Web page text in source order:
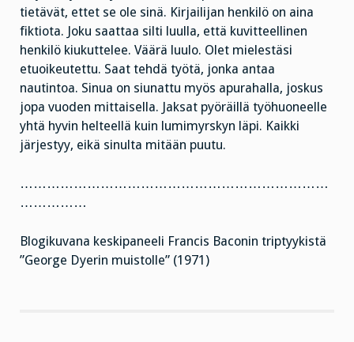
tietävät, ettet se ole sinä. Kirjailijan henkilö on aina
fiktiota. Joku saattaa silti luulla, että kuvitteellinen
henkilö kiukuttelee. Väärä luulo. Olet mielestäsi
etuoikeutettu. Saat tehdä työtä, jonka antaa
nautintoa. Sinua on siunattu myös apurahalla, joskus
jopa vuoden mittaisella. Jaksat pyöräillä työhuoneelle
yhtä hyvin helteellä kuin lumimyrskyn läpi. Kaikki
järjestyy, eikä sinulta mitään puutu.
……………………………………………………………
……………
Blogikuvana keskipaneeli Francis Baconin triptyykistä
”George Dyerin muistolle” (1971)